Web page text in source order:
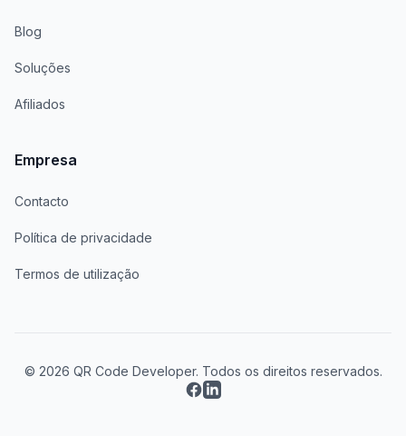
Blog
Soluções
Afiliados
Empresa
Contacto
Política de privacidade
Termos de utilização
© 2026 QR Code Developer. Todos os direitos reservados.